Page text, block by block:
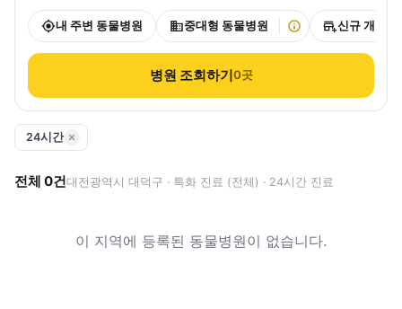
내 주변 동물병원 중대형 동물병원 신규 개원
병원 조회하기0곳
24시간
전체 0건대전광역시 대덕구 · 특화 진료 (전체) · 24시간 진료
이 지역에 등록된 동물병원이 없습니다.